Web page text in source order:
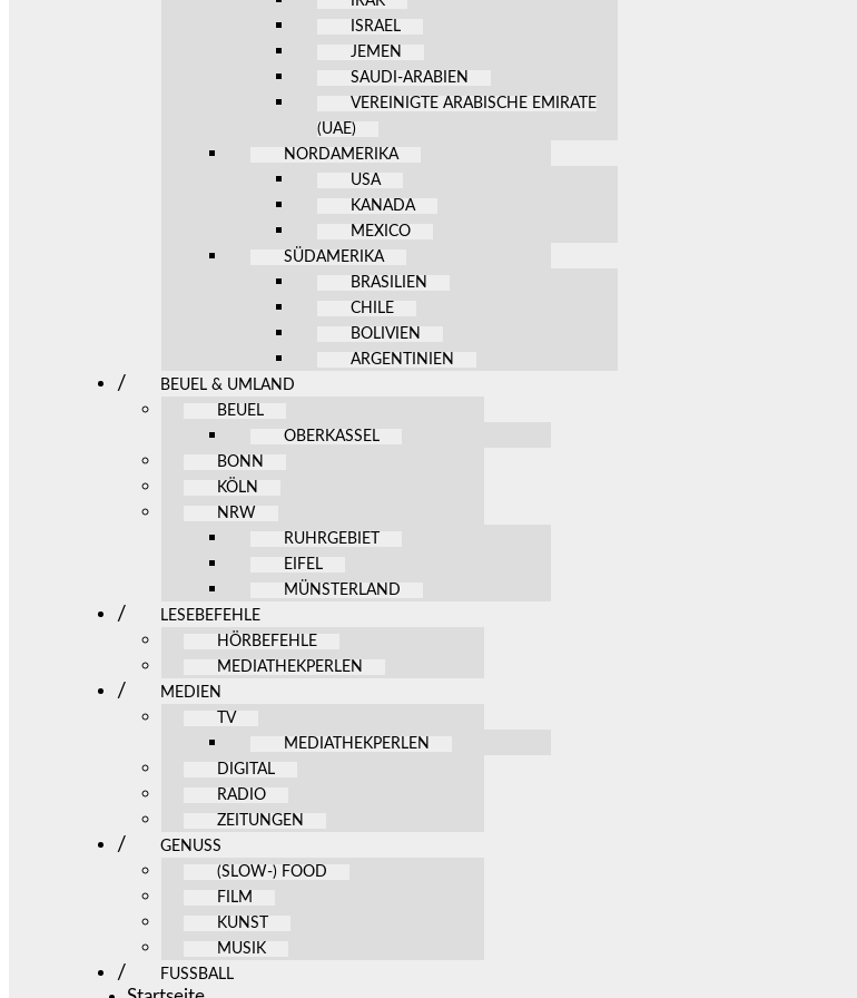
ISRAEL
JEMEN
SAUDI-ARABIEN
VEREINIGTE ARABISCHE EMIRATE
(UAE)
NORDAMERIKA
USA
KANADA
MEXICO
SÜDAMERIKA
BRASILIEN
CHILE
BOLIVIEN
ARGENTINIEN
BEUEL & UMLAND
BEUEL
OBERKASSEL
BONN
KÖLN
NRW
RUHRGEBIET
EIFEL
MÜNSTERLAND
LESEBEFEHLE
HÖRBEFEHLE
MEDIATHEKPERLEN
MEDIEN
TV
MEDIATHEKPERLEN
DIGITAL
RADIO
ZEITUNGEN
GENUSS
(SLOW-) FOOD
FILM
KUNST
MUSIK
FUSSBALL